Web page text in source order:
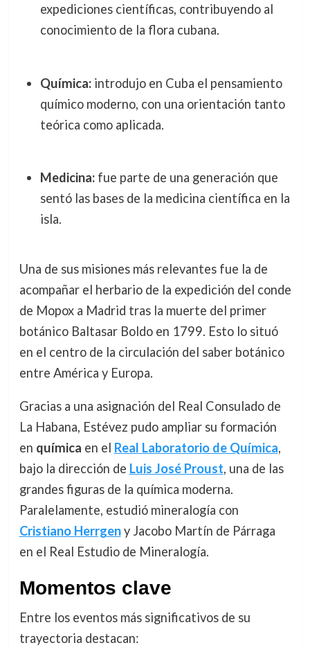
expediciones científicas, contribuyendo al
conocimiento de la flora cubana.
Química:introdujo en Cuba el pensamiento
químico moderno, con una orientación tanto
teórica como aplicada.
Medicina:fue parte de una generación que
sentó las bases de la medicina científica en la
isla.
Una de sus misiones más relevantes fue la de
acompañar el herbario de la expedición del conde
de Mopox a Madrid tras la muerte del primer
botánico Baltasar Boldo en 1799. Esto lo situó
en el centro de la circulación del saber botánico
entre América y Europa.
Gracias a una asignación del Real Consulado de
La Habana, Estévez pudo ampliar su formación
en química en el Real Laboratorio de Química,
bajo la dirección de Luis José Proust, una de las
grandes figuras de la química moderna.
Paralelamente, estudió mineralogía con
Cristiano Herrgeny Jacobo Martín de Párraga
en el Real Estudio de Mineralogía.
Momentos clave
Entre los eventos más significativos de su
trayectoria destacan: